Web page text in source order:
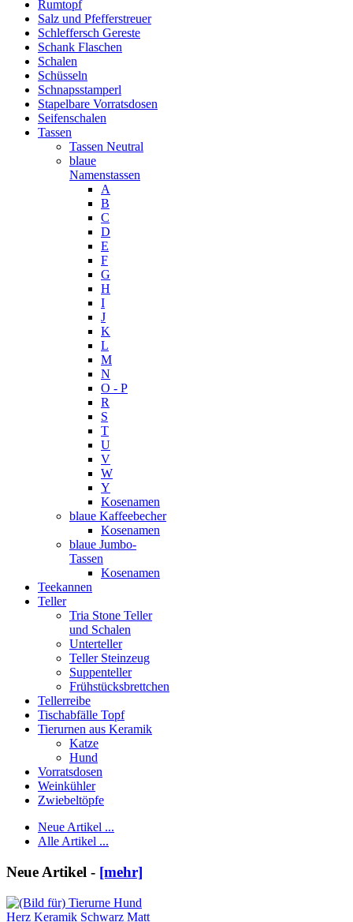
Rumtopf
Salz und Pfefferstreuer
Schleffersch Gereste
Schank Flaschen
Schalen
Schüsseln
Schnapsstamperl
Stapelbare Vorratsdosen
Seifenschalen
Tassen
Tassen Neutral
blaue
Namenstassen
A
B
C
D
E
F
G
H
I
J
K
L
M
N
O - P
R
S
T
U
V
W
Y
Kosenamen
blaue Kaffeebecher
Kosenamen
blaue Jumbo-
Tassen
Kosenamen
Teekannen
Teller
Tria Stone Teller
und Schalen
Unterteller
Teller Steinzeug
Suppenteller
Frühstücksbrettchen
Tellerreibe
Tischabfälle Topf
Tierurnen aus Keramik
Katze
Hund
Vorratsdosen
Weinkühler
Zwiebeltöpfe
Neue Artikel ...
Alle Artikel ...
Neue Artikel - [mehr]